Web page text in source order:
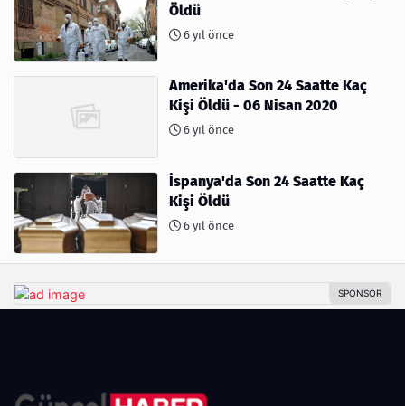
Öldü
6 yıl önce
Amerika'da Son 24 Saatte Kaç
Kişi Öldü - 06 Nisan 2020
6 yıl önce
İspanya'da Son 24 Saatte Kaç
Kişi Öldü
6 yıl önce